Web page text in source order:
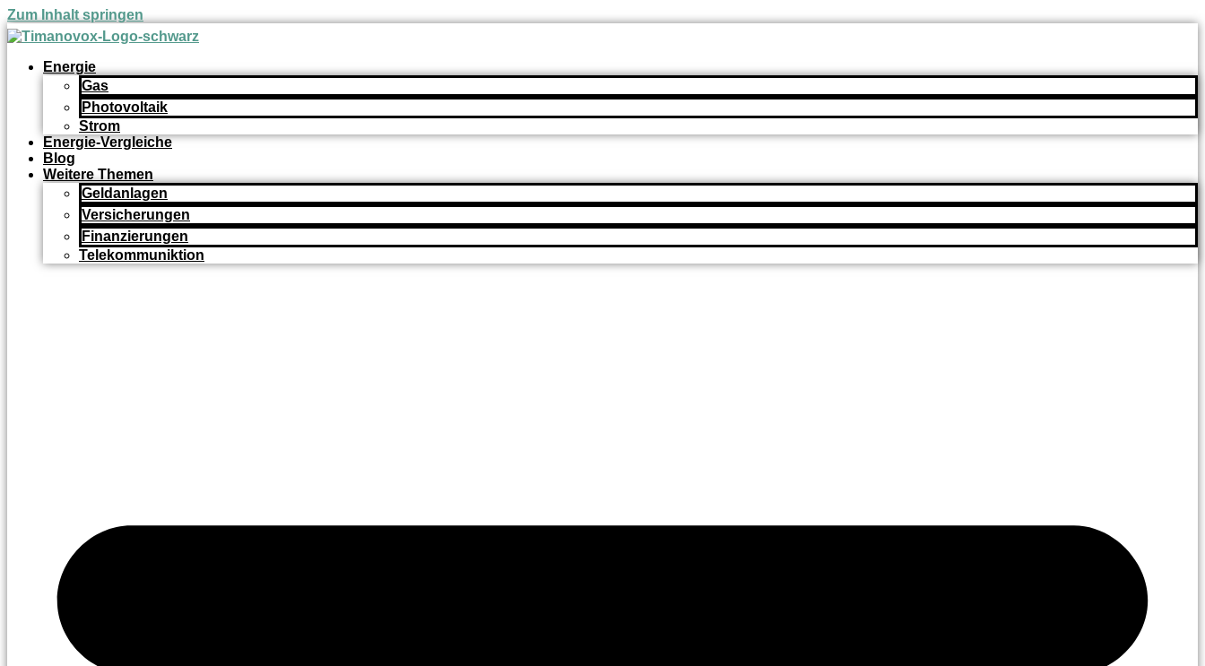
Zum Inhalt springen
Energie
Gas
Photovoltaik
Strom
Energie-Vergleiche
Blog
Weitere Themen
Geldanlagen
Versicherungen
Finanzierungen
Telekommuniktion